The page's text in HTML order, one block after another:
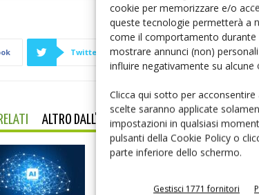
cookie per memorizzare e/o
queste tecnologie permetterà a
come il comportamento durante
mostrare annunci (non)
influire negativamente su alcune
Clicca qui sotto per
scelte saranno applicate
impostazioni in qualsiasi
pulsanti della Cookie Policy o
parte inferiore dello schermo.
Gestisci 1771 fornitori
Twitter Linkedin
ALTRO DALL'AUTORE